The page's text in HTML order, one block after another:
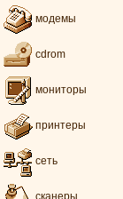
модемы
cdrom
мониторы
принтеры
сеть
сканеры